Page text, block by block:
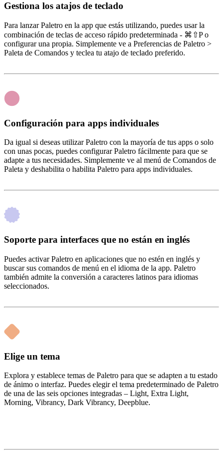
Gestiona los atajos de teclado
Para lanzar Paletro en la app que estás utilizando, puedes usar la
combinación de teclas de acceso rápido predeterminada - ⌘⇧P o
configurar una propia. Simplemente ve a Preferencias de Paletro >
Paleta de Comandos y teclea tu atajo de teclado preferido.
Configuración para apps individuales
Da igual si deseas utilizar Paletro con la mayoría de tus apps o solo
con unas pocas, puedes configurar Paletro fácilmente para que se
adapte a tus necesidades. Simplemente ve al menú de Comandos de
Paleta y deshabilita o habilita Paletro para apps individuales.
Soporte para interfaces que no están en inglés
Puedes activar Paletro en aplicaciones que no estén en inglés y
buscar sus comandos de menú en el idioma de la app. Paletro
también admite la conversión a caracteres latinos para idiomas
seleccionados.
Elige un tema
Explora y establece temas de Paletro para que se adapten a tu estado
de ánimo o interfaz. Puedes elegir el tema predeterminado de Paletro
de una de las seis opciones integradas – Light, Extra Light,
Morning, Vibrancy, Dark Vibrancy, Deepblue.